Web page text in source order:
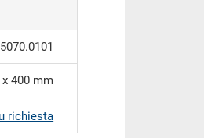
x 400 mm
richiesta